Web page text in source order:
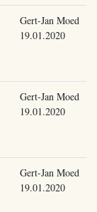
Gert-Jan Moed
19.01.2020
Gert-Jan Moed
19.01.2020
Gert-Jan Moed
19.01.2020